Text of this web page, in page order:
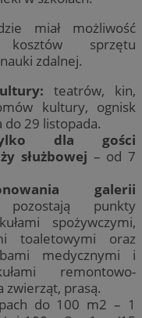
miał możliwość
sprzętu
zdalnej.
teatrów, kin,
kultury, ognisk
do 29 listopada.
dla gości
służbowej – od 7
galerii
punkty
spożywczymi,
toaletowymi oraz
medycznymi i
remontowo-
zwierząt, prasą.
do 100 m2 – 1